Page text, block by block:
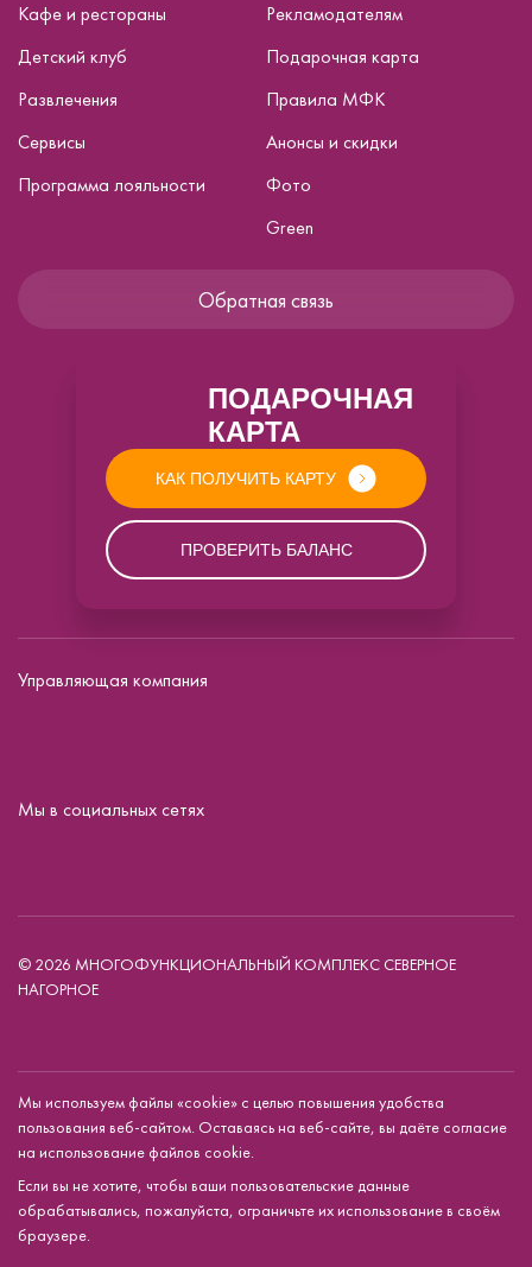
Кафе и рестораны
Детский клуб
Развлечения
Сервисы
Программа лояльности
Рекламодателям
Подарочная карта
Правила МФК
Анонсы и скидки
Фото
Green
Обратная связь
ПОДАРОЧНАЯ
КАРТА
КАК ПОЛУЧИТЬ КАРТУ
ПРОВЕРИТЬ БАЛАНС
Управляющая компания
Мы в социальных сетях
© 2026 МНОГОФУНКЦИОНАЛЬНЫЙ КОМПЛЕКС СЕВЕРНОЕ
НАГОРНОЕ
Мы используем файлы «cookie» с целью повышения удобства
пользования веб-сайтом. Оставаясь на веб-сайте, вы даёте согласие
на использование файлов cookie.
Если вы не хотите, чтобы ваши пользовательские данные
обрабатывались, пожалуйста, ограничьте их использование в своём
браузере.